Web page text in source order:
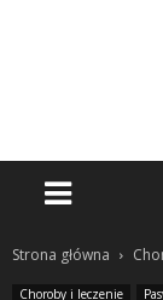
Strona główna
Choroby i leczenie